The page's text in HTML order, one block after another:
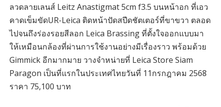
ลวดลายเลนส์ Leitz Anastigmat 5cm f3.5 บนหน้าอก ที่เอว
คาดเข็มขัดUR-Leica ติดหน้าปัดสปีดชัตเตอร์ที่ขาขวา ตลอด
ไปจนถึงร่องรอยสีลอก Leica Brassing ที่ตั้งใจออกแบบมา
ให้เหมือนกล้องที่ผ่านการใช้งานอย่างมีเรื่องราว พร้อมด้วย
Gimmick อีกมากมาย วางจำหน่ายที่ Leica Store Siam
Paragon เป็นที่แรกในประเทศไทยวันที่ 11กรกฎาคม 2568
ราคา 75,100 บาท